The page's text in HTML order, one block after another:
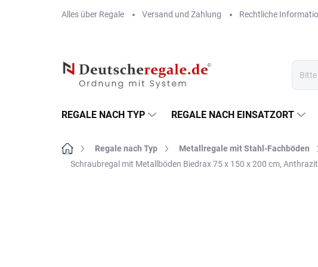
Alles über Regale Versand und Zahlung Rechtliche
REGALE NACH TYP REGALE NACH EINSATZORT
StartseiteRegale nach Typ
Metallregale mit Stahl-Fachböden
Schraubregal mit Metallböden Biedrax 75 x 150 x 200 cm,